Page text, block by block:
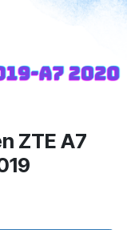
ZTE A7